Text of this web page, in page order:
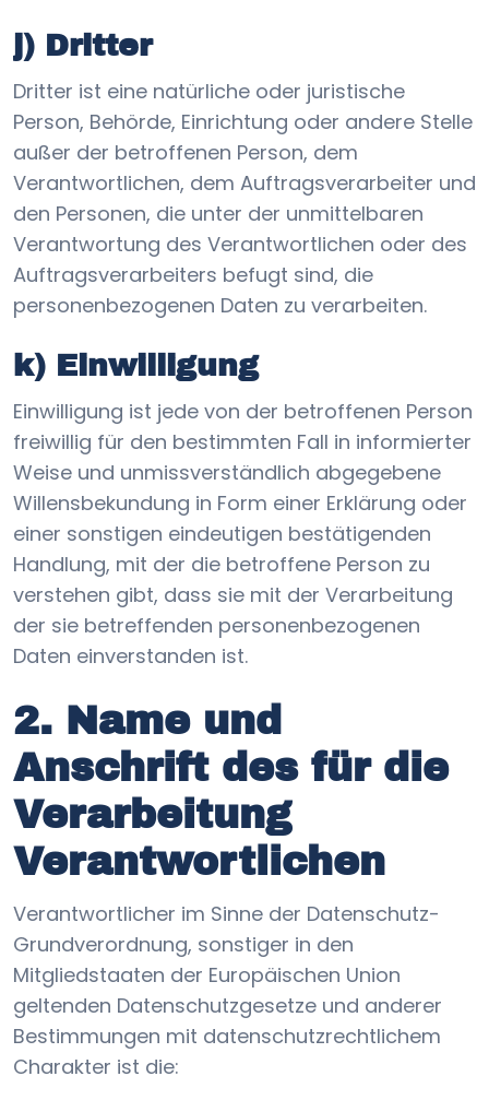
j) Dritter
Dritter ist eine natürliche oder juristische
Person, Behörde, Einrichtung oder andere Stelle
außer der betroffenen Person, dem
Verantwortlichen, dem Auftragsverarbeiter und
den Personen, die unter der unmittelbaren
Verantwortung des Verantwortlichen oder des
Auftragsverarbeiters befugt sind, die
personenbezogenen Daten zu verarbeiten.
k) Einwilligung
Einwilligung ist jede von der betroffenen Person
freiwillig für den bestimmten Fall in informierter
Weise und unmissverständlich abgegebene
Willensbekundung in Form einer Erklärung oder
einer sonstigen eindeutigen bestätigenden
Handlung, mit der die betroffene Person zu
verstehen gibt, dass sie mit der Verarbeitung
der sie betreffenden personenbezogenen
Daten einverstanden ist.
2. Name und
Anschrift des für die
Verarbeitung
Verantwortlichen
Verantwortlicher im Sinne der Datenschutz-
Grundverordnung, sonstiger in den
Mitgliedstaaten der Europäischen Union
geltenden Datenschutzgesetze und anderer
Bestimmungen mit datenschutzrechtlichem
Charakter ist die: